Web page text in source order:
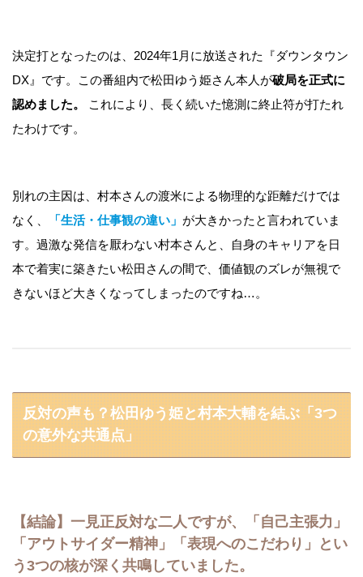
決定打となったのは、2024年1月に放送された『ダウンタウン
DX』です。この番組内で松田ゆう姫さん本人が破局を正式に
認めました。
これにより、長く続いた憶測に終止符が打たれ
たわけです。
別れの主因は、村本さんの渡米による物理的な距離だけでは
なく、
「生活・仕事観の違い」 が大きかったと言われていま
す。過激な発信を厭わない村本さんと、自身のキャリアを日
本で着実に築きたい松田さんの間で、価値観のズレが無視で
きないほど大きくなってしまったのですね…。
反対の声も？松田ゆう姫と村本大輔を結ぶ「3つ
の意外な共通点」
【結論】一見正反対な二人ですが、「自己主張力」
「アウトサイダー精神」「表現へのこだわり」とい
う3つの核が深く共鳴していました。